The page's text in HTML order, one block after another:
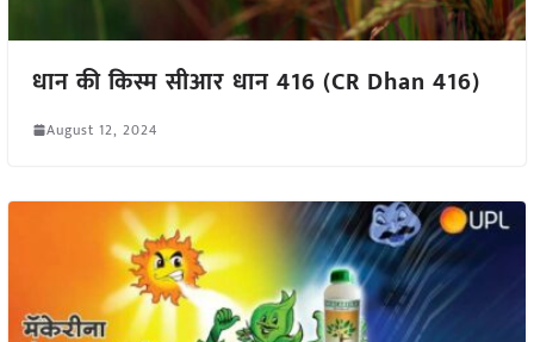
धान की किस्म सीआर धान 416 (CR Dhan 416)
August 12, 2024